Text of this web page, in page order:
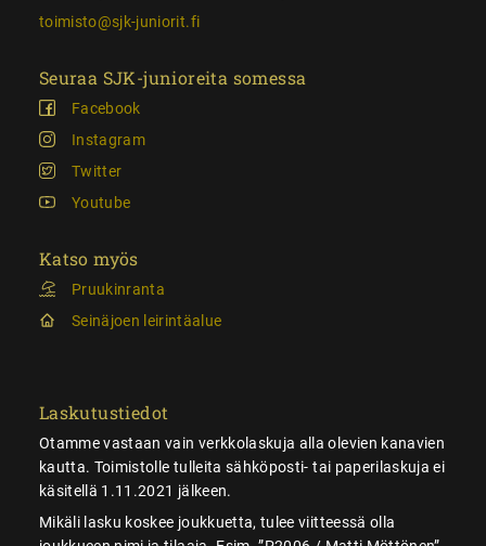
toimisto@sjk-juniorit.fi
Seuraa SJK-junioreita somessa
Facebook
Instagram
Twitter
Youtube
Katso myös
Pruukinranta
Seinäjoen leirintäalue
Laskutustiedot
Otamme vastaan vain verkkolaskuja alla olevien kanavien
kautta. Toimistolle tulleita sähköposti- tai paperilaskuja ei
käsitellä 1.11.2021 jälkeen.
Mikäli lasku koskee joukkuetta, tulee viitteessä olla